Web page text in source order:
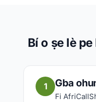
Bí o ṣe lè
1 Gba
Fi